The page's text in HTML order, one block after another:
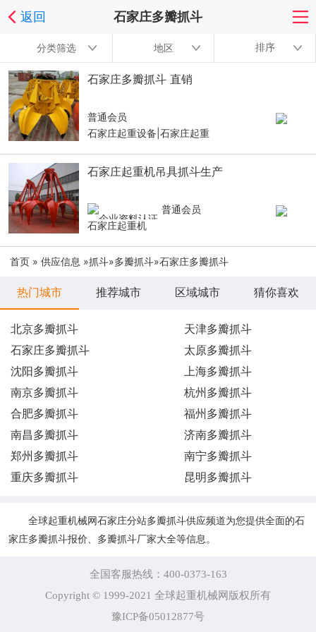
返回 石家庄多瓣抓斗
分类筛选 地区 排序
石家庄多瓣抓斗 直销
普通会员
石家庄起重设备|石家庄起重
石家庄起重机吊具抓斗生产
普通会员
石家庄起重机
首页 » 供应信息 »抓斗»多瓣抓斗»石家庄多瓣抓斗
热门城市 推荐城市 区域城市 猜你喜欢
北京多瓣抓斗
天津多瓣抓斗
石家庄多瓣抓斗
太原多瓣抓斗
沈阳多瓣抓斗
上海多瓣抓斗
南京多瓣抓斗
杭州多瓣抓斗
合肥多瓣抓斗
福州多瓣抓斗
南昌多瓣抓斗
济南多瓣抓斗
郑州多瓣抓斗
南宁多瓣抓斗
重庆多瓣抓斗
昆明多瓣抓斗
全球起重机械网石家庄分站多瓣抓斗供应频道为您提供全面的石
家庄多瓣抓斗报价、多瓣抓斗厂家大全等信息。
全国客服热线：400-0373-163
Copyright © 1999-2021 全球起重机械网版权所有
豫ICP备05012877号